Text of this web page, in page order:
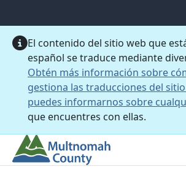
El contenido del sitio web que
español se traduce mediante
Obtén más información sobre
gestiona las traducciones del
puedes informarnos sobre
que encuentres con ellas.